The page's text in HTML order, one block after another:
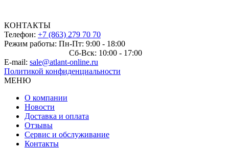
КОНТАКТЫ
Телефон: +7 (863) 279 70 70
Режим работы: Пн-Пт: 9:00 - 18:00
Сб-Вск: 10:00 - 17:00
E-mail: sale@atlant-online.ru
Политикой конфиденциальности
МЕНЮ
О компании
Новости
Доставка и оплата
Отзывы
Сервис и обслуживание
Контакты